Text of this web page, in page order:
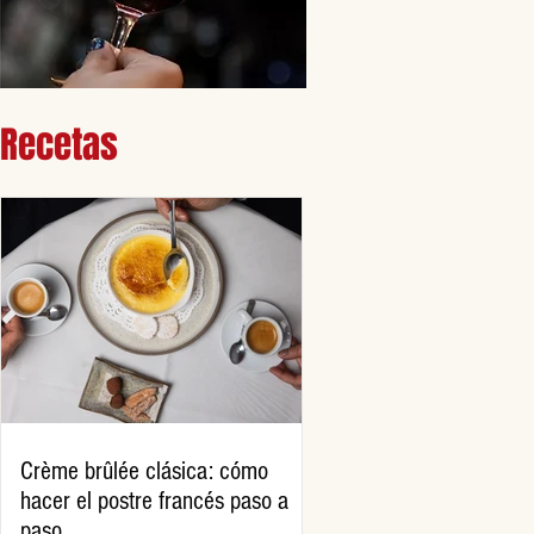
Recetas
Crème brûlée clásica: cómo
hacer el postre francés paso a